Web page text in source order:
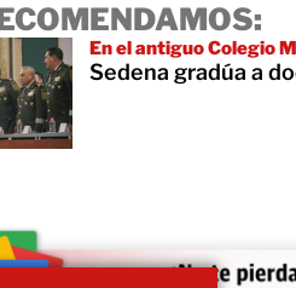
En el antiguo Colegio
Sedena gradúa a